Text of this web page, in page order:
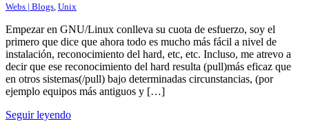
Webs | Blogs Unix
Empezar en GNU/Linux conlleva su cuota de esfuerzo, soy el
primero que dice que ahora todo es mucho más fácil a nivel de
instalación, reconocimiento del hard, etc, etc. Incluso, me atrevo a
decir que ese reconocimiento del hard resulta (pull)más eficaz que
en otros sistemas(/pull) bajo determinadas circunstancias, (por
ejemplo equipos más antiguos y […]
Seguir leyendo